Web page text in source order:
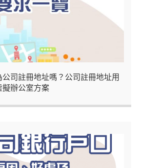
司註冊地址嗎？公司註冊地址用
辦公室方案